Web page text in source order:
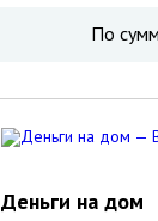
По
Деньги на дом